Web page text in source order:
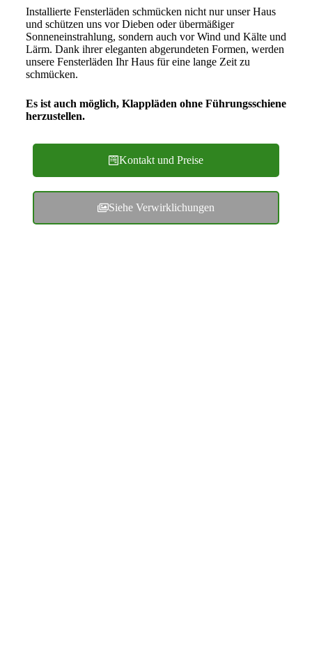
Installierte Fensterläden schmücken nicht nur unser Haus
und schützen uns vor Dieben oder übermäßiger
Sonneneinstrahlung, sondern auch vor Wind und Kälte und
Lärm. Dank ihrer eleganten abgerundeten Formen, werden
unsere Fensterläden Ihr Haus für eine lange Zeit zu
schmücken.
Es ist auch möglich, Klappläden ohne Führungsschiene
herzustellen.
Kontakt und Preise
Siehe Verwirklichungen